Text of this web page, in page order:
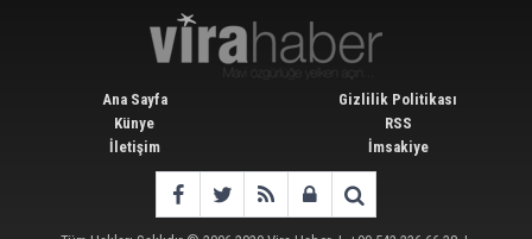
Ana Sayfa
Künye
İletişim
Gizlilik Politikası
RSS
İmsakiye